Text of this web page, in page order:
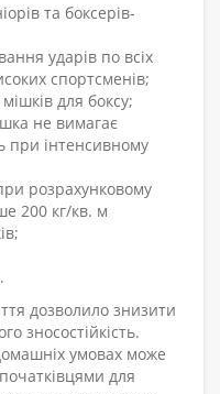
та боксерів-
ударів по всіх
спортсменів;
для боксу;
не вимагає
при інтенсивному
розрахунковому
200 кг/кв. м
дозволило знизити
зносостійкість.
умовах може
для